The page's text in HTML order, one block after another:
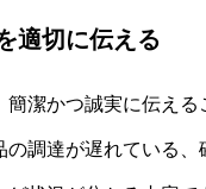
適切に伝える
潔かつ誠実に伝える
の調達が遅れている、